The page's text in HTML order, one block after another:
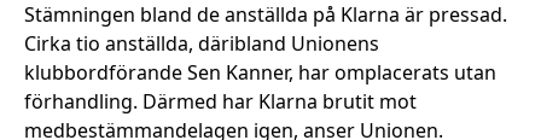
Stämningen bland de anställda på Klarna är pressad.
Cirka tio anställda, däribland Unionens
klubbordförande Sen Kanner, har omplacerats utan
förhandling. Därmed har Klarna brutit mot
medbestämmandelagen igen, anser Unionen.